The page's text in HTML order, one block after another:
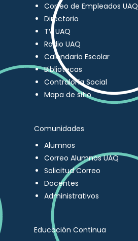
Correo de Empleados UAQ
Directorio
TV UAQ
Radio UAQ
Calendario Escolar
Bibliotecas
Contraloría Social
Mapa de sitio
Comunidades
Alumnos
Correo Alumnos UAQ
Solicitud Correo
Docentes
Administrativos
Educación Continua